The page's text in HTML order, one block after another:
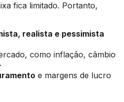
fica limitado. Portanto,
realista e pessimista
como inflação, câmbio
e margens de lucro